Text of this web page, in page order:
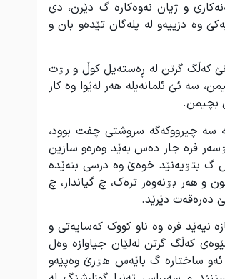
و ژیان نەوەکارە گ دێرن، دی
وه دزییەو له پلەگان تێدەو بان و
کەڵگ گرتن لە ڕەستەیل کوڵ و رۊت
سە ئێ ئلمانەیلە هەر لەێوا وە کار
بچیمن.
سە چیرووکەگە سروشتی چفت بوود،
فرە جار دەس بەێد وەرەو سازین
گ بتۊیەنێد خوەێ وە درسی بنەێدە
و هەر بۊنەوەر ترەک، چ گیاندار، چ
دەرەقەت دێرێد.
فرە وە ناو کووک کەسایەتی و
کەڵگ گرتن لەلێان جیاوازە وەل
ئەو ساختارە گ باێەس هۊرێ وەپێەو